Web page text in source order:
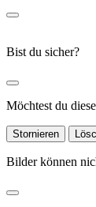
Bist du sicher?
Möchtest du
Stornieren
Bilder können